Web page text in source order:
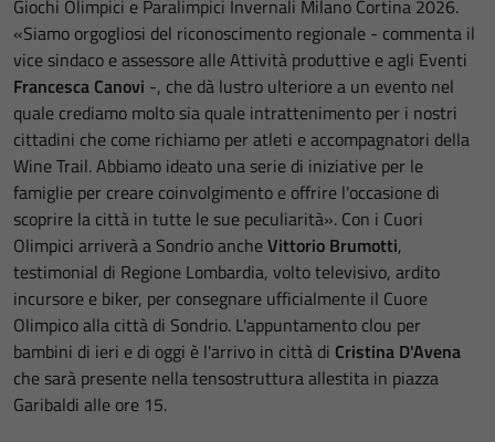
Giochi Olimpici e Paralimpici Invernali Milano Cortina 2026.
«Siamo orgogliosi del riconoscimento regionale - commenta il
vice sindaco e assessore alle Attività produttive e agli Eventi
Francesca Canovi -, che dà lustro ulteriore a un evento nel
quale crediamo molto sia quale intrattenimento per i nostri
cittadini che come richiamo per atleti e accompagnatori della
Wine Trail. Abbiamo ideato una serie di iniziative per le
famiglie per creare coinvolgimento e offrire l'occasione di
scoprire la città in tutte le sue peculiarità». Con i Cuori
Olimpici arriverà a Sondrio ancheVittorio Brumotti,
testimonial di Regione Lombardia, volto televisivo, ardito
incursore e biker, per consegnare ufficialmente il Cuore
Olimpico alla città di Sondrio. L'appuntamento clou per
bambini di ieri e di oggi è l'arrivo in città di Cristina D'Avena
che sarà presente nella tensostruttura allestita in piazza
Garibaldi alle ore 15.